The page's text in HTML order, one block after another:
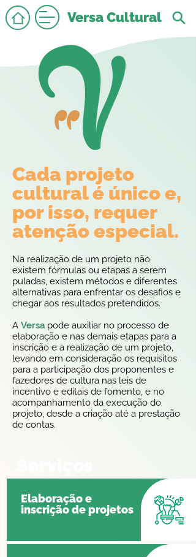
Versa Cultural
Cada projeto
cultural é único e,
por isso, requer
atenção especial.
Na realização de um projeto não
existem fórmulas ou etapas a serem
puladas, existem métodos e diferentes
alternativas para enfrentar os desafios e
chegar aos resultados pretendidos.
A Versa pode auxiliar no processo de
elaboração e nas demais etapas para a
inscrição e a realização de um projeto,
levando em consideração os requisitos
para a participação dos proponentes e
fazedores de cultura nas leis de
incentivo e editais de fomento, e no
acompanhamento da execução do
projeto, desde a criação até a prestação
de contas.
Elaboração e
inscrição de projetos